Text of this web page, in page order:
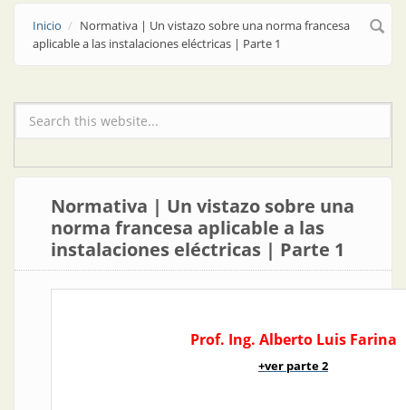
Inicio
Normativa | Un vistazo sobre una norma francesa
aplicable a las instalaciones eléctricas | Parte 1
Formulario de búsqueda
Normativa | Un vistazo sobre una
norma francesa aplicable a las
instalaciones eléctricas | Parte 1
Prof. Ing. Alberto Luis Farina
+ver parte 2